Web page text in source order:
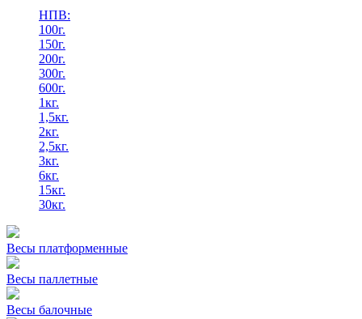
НПВ:
100г.
150г.
200г.
300г.
600г.
1кг.
1,5кг.
2кг.
2,5кг.
3кг.
6кг.
15кг.
30кг.
Весы платформенные
Весы паллетные
Весы балочные